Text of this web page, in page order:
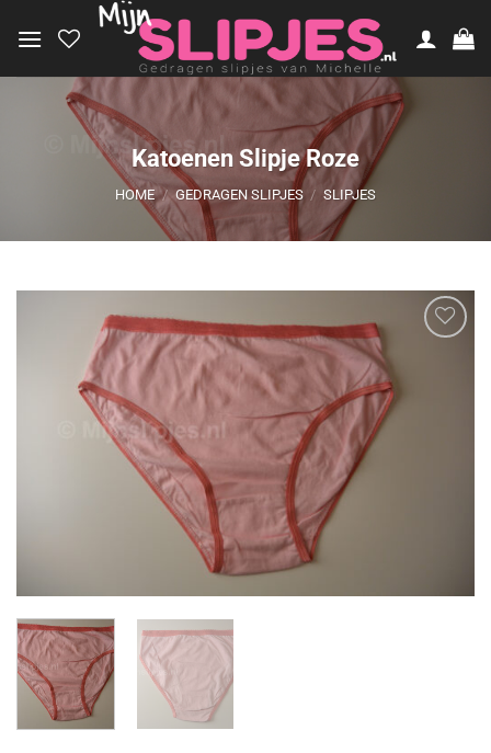
naar
Katoenen Slipje Roze
HOME / GEDRAGEN SLIPJES / SLIPJES
verlanglijst
toevoegen